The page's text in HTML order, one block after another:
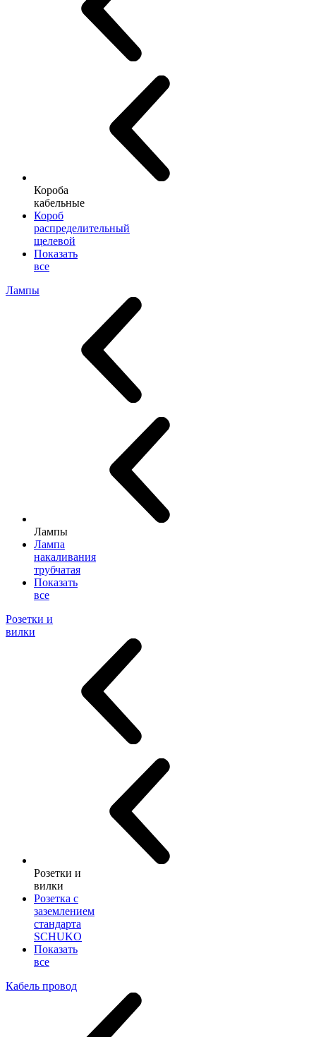
Короба
кабельные
Короб
распределительный
щелевой
Показать
все
Лампы
Лампы
Лампа
накаливания
трубчатая
Показать
все
Розетки и
вилки
Розетки и
вилки
Розетка с
заземлением
стандарта
SCHUKO
Показать
все
Кабель провод